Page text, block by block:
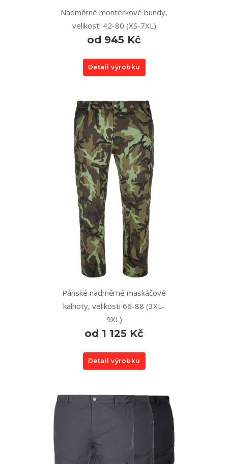
Nadměrné montérkové bundy,
velikosti 42-80 (XS-7XL)
od 945 Kč
Detail výrobku
Pánské nadměrné maskáčové
kalhoty, velikosti 66-88 (3XL-
9XL)
od 1 125 Kč
Detail výrobku